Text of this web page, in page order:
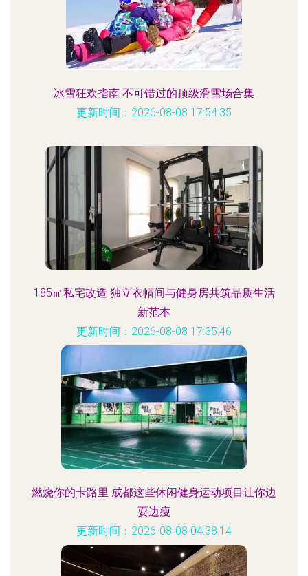
冰雪狂欢指南 不可错过的顶级滑雪场合集
更新时间：2026-08-08 17:54:35
185㎡私宅改造 独立衣帽间与健身房共筑品质生活
新范本
更新时间：2026-08-08 17:35:46
燃烧你的卡路里 成都这些休闲健身运动项目让你边
耍边瘦
更新时间：2026-08-08 04:38:14